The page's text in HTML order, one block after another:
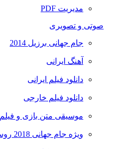
مدیریت PDF
صوتی و تصویری
جام جهانی برزیل 2014
آهنگ ایرانی
دانلود فیلم ایرانی
دانلود فیلم خارجی
موسیقی متن بازی و فیلم
ویژه جام جهانی 2018 روسیه